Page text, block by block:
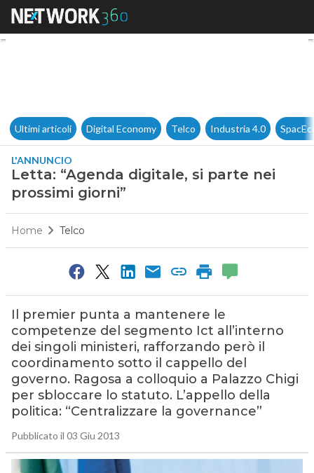
Letta: “Agenda digitale, si
Ultimi articoli Digital Economy Telco Industria 4.0
L'ANNUNCIO
Letta: “Agenda digitale, si parte nei
prossimi giorni”
Home Telco
Il premier punta a mantenere le
competenze del segmento Ict all’interno
dei singoli ministeri, rafforzando però il
coordinamento sotto il cappello del
governo. Ragosa a colloquio a Palazzo Chigi
per sbloccare lo statuto. L’appello della
politica: “Centralizzare la governance”
Pubblicato il 03 Giu 2013